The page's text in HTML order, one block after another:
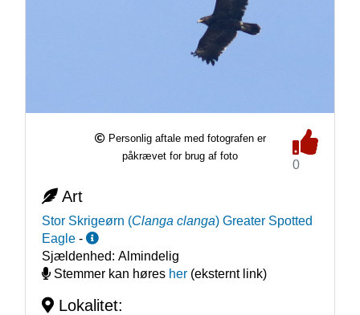
Personlig aftale med fotografen er
påkrævet for brug af foto
0
Art
Stor Skrigeørn (Clanga clanga) Greater Spotted
Eagle -
Sjældenhed: Almindelig
Stemmer kan høres her(eksternt link)
Lokalitet: